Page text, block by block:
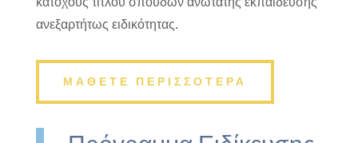
ανεξαρτήτως ειδικότητας.
ΜΑΘΕΤΕ ΠΕΡΙΣΣΟΤΕΡΑ